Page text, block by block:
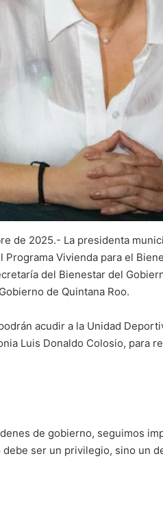
de 2025.- La presidenta
Vivienda para el
del Bienestar del
de Quintana Roo.
acudir a la Unidad
Luis Donaldo Colosio, para
de gobierno, seguimos
ser un privilegio, sino un